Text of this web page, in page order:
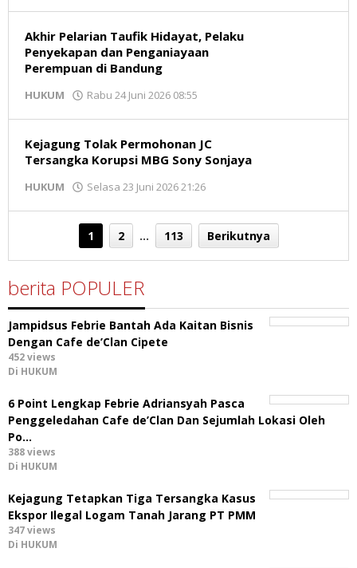
Akhir Pelarian Taufik Hidayat, Pelaku
Penyekapan dan Penganiayaan
Perempuan di Bandung
HUKUM Rabu 24 Juni 2026 08:55
Kejagung Tolak Permohonan JC
Tersangka Korupsi MBG Sony Sonjaya
HUKUM Selasa 23 Juni 2026 21:26
1 2 … 113 Berikutnya
berita POPULER
Jampidsus Febrie Bantah Ada Kaitan Bisnis
Dengan Cafe de’Clan Cipete
452 views
Di HUKUM
6 Point Lengkap Febrie Adriansyah Pasca
Penggeledahan Cafe de’Clan Dan Sejumlah Lokasi Oleh
Po…
388 views
Di HUKUM
Kejagung Tetapkan Tiga Tersangka Kasus
Ekspor Ilegal Logam Tanah Jarang PT PMM
347 views
Di HUKUM